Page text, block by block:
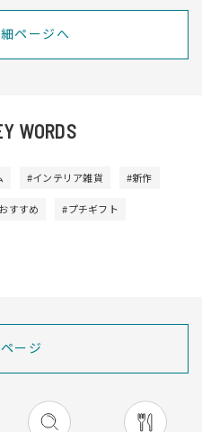
ページへ
WORDS
#インテリア雑貨 #新作
すすめ #プチギフト
ージ